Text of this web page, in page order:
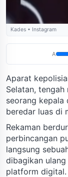
Kades • Instagram
A
Aparat
Selatan,
seorang kepala
beredar luas di
Rekaman
perbincangan
langsung
dibagikan
platform digital.